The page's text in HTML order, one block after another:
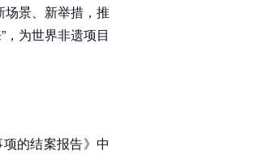
场景、新举措，推
，为世界非遗项目
的结案报告》中